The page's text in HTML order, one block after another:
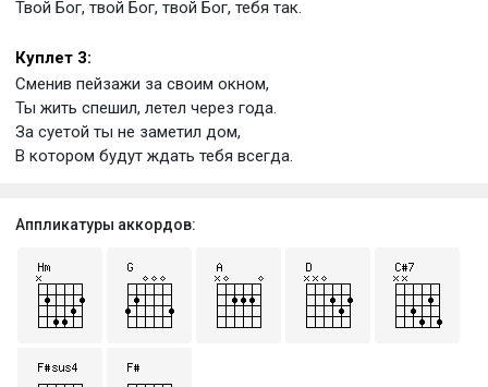
Твой Бог, твой Бог, твой Бог, тебя так.
Куплет 3:
Сменив пейзажи за своим окном,
Ты жить спешил, летел через года.
За суетой ты не заметил дом,
В котором будут ждать тебя всегда.
Аппликатуры аккордов: